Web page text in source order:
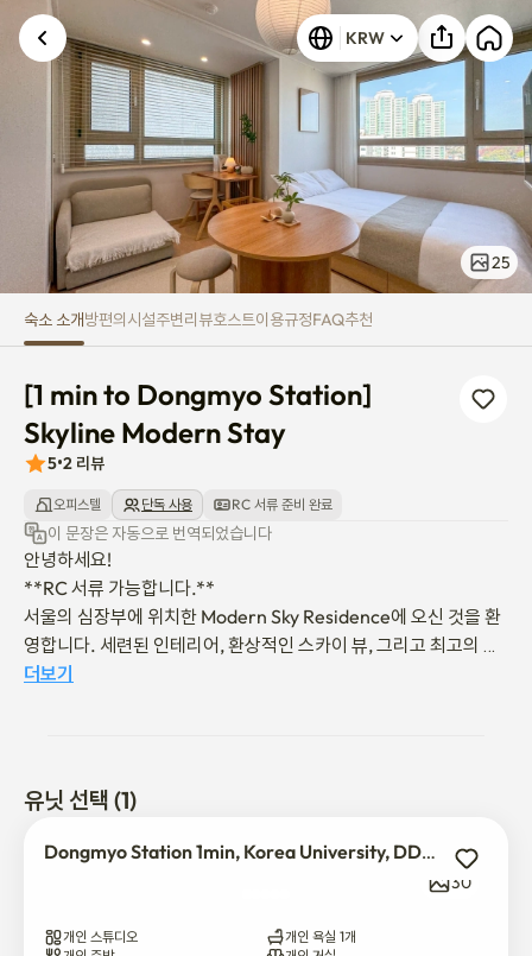
[1 min to Dongmyo Station]
KRW
25
숙소 소개방편의시설주변리뷰호스트이용규정FAQ추천
[1 min to Dongmyo Station]
Skyline Modern Stay
5•2 리뷰
오피스텔 단독 사용 RC 서류 준비 완료
이 문장은 자동으로 번역되었습니다
안녕하세요!
**RC 서류 가능합니다.**
서울의 심장부에 위치한 Modern Sky Residence에 오신 것을 환
영합니다. 세련된 인테리어, 환상적인 스카이 뷰, 그리고 최고의 접
근성까지! 서울 여행의 완벽한 베이스캠프를 경험해 보세요.
Sky View: 창밖으로 펼쳐지는 아름다운 서울의 스카이라인을 감상
하며 아침을 맞이하세요.
Modern & Cozy Interior: 따뜻한 우드 톤 가구와 깔끔한 화이트
화장대)
더보기
유닛 선택 (1)
Dongmyo Station 1min, Korea University, DDP, Naksan park
30
개인 스튜디오
개인 욕실 1개